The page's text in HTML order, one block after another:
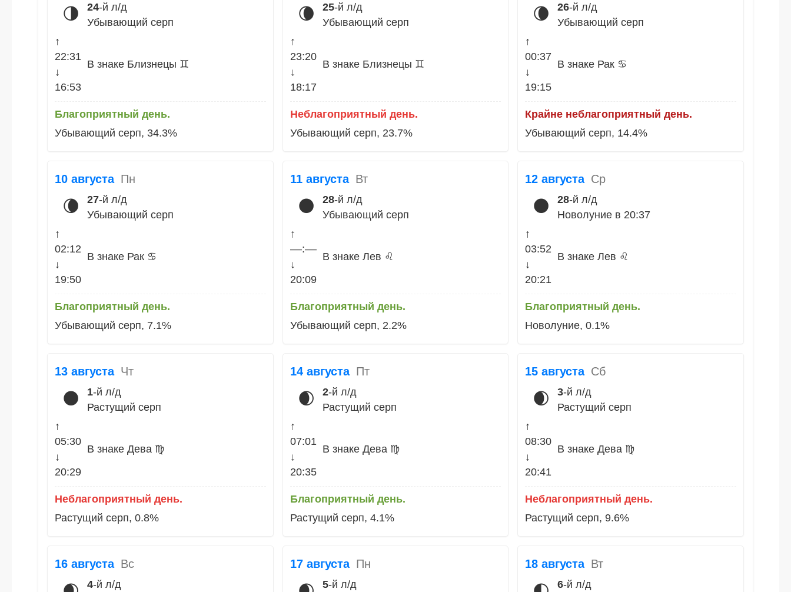
🌗 24-й л/д
Убывающий серп
↑
22:31
↓
16:53
В знаке Близнецы ♊
Благоприятный день.
Убывающий серп, 34.3%
🌘 25-й л/д
Убывающий серп
↑
23:20
↓
18:17
В знаке Близнецы ♊
Неблагоприятный день.
Убывающий серп, 23.7%
🌘 26-й л/д
Убывающий серп
↑
00:37
↓
19:15
В знаке Рак ♋
Крайне неблагоприятный день.
Убывающий серп, 14.4%
10 августа Пн
🌘 27-й л/д
Убывающий серп
↑
02:12
↓
19:50
В знаке Рак ♋
Благоприятный день.
Убывающий серп, 7.1%
11 августа Вт
🌑 28-й л/д
Убывающий серп
↑
––:––
↓
20:09
В знаке Лев ♌
Благоприятный день.
Убывающий серп, 2.2%
12 августа Ср
🌑 28-й л/д
Новолуние в 20:37
↑
03:52
↓
20:21
В знаке Лев ♌
Благоприятный день.
Новолуние, 0.1%
13 августа Чт
🌑 1-й л/д
Растущий серп
↑
05:30
↓
20:29
В знаке Дева ♍
Неблагоприятный день.
Растущий серп, 0.8%
14 августа Пт
🌒 2-й л/д
Растущий серп
↑
07:01
↓
20:35
В знаке Дева ♍
Благоприятный день.
Растущий серп, 4.1%
15 августа Сб
🌒 3-й л/д
Растущий серп
↑
08:30
↓
20:41
В знаке Дева ♍
Неблагоприятный день.
Растущий серп, 9.6%
16 августа Вс
4-й л/д
17 августа Пн
5-й л/д
18 августа Вт
6-й л/д